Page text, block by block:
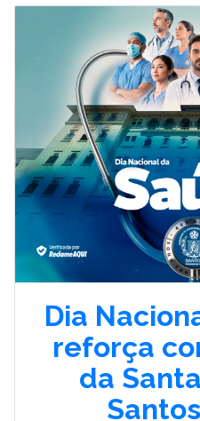
Dia
reforça
da